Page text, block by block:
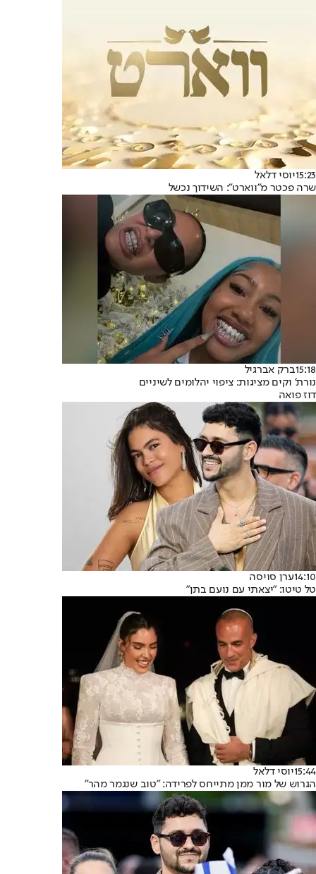
15:23יוסי דלאל
שרה פכטר מ"ווארט": השידוך נכשל
15:18ברק אברגיל
נורת' וקים מציגות: ציפוי יהלומים לשיניים
דוז פואה
14:10ערן סויסה
טל טיטו: "יצאתי עם נועם בתן"
15:44יוסי דלאל
הגרוש של מור ממן מתייחס לפרידה: "טוב שנגמר מהר"